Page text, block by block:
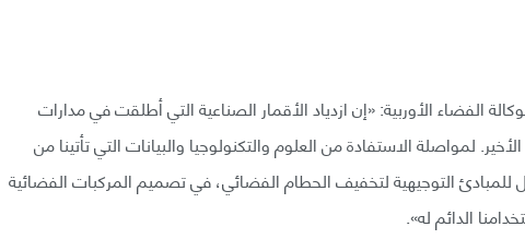
الفضاء الأوربية: «إن ازدياد الأقمار الصناعية التي أطلقت في مدارات
لمواصلة الاستفادة من العلوم والتكنولوجيا والبيانات التي تأتينا من
التوجيهية لتخفيف الحطام الفضائي، في تصميم المركبات الفضائية
الدائم له».